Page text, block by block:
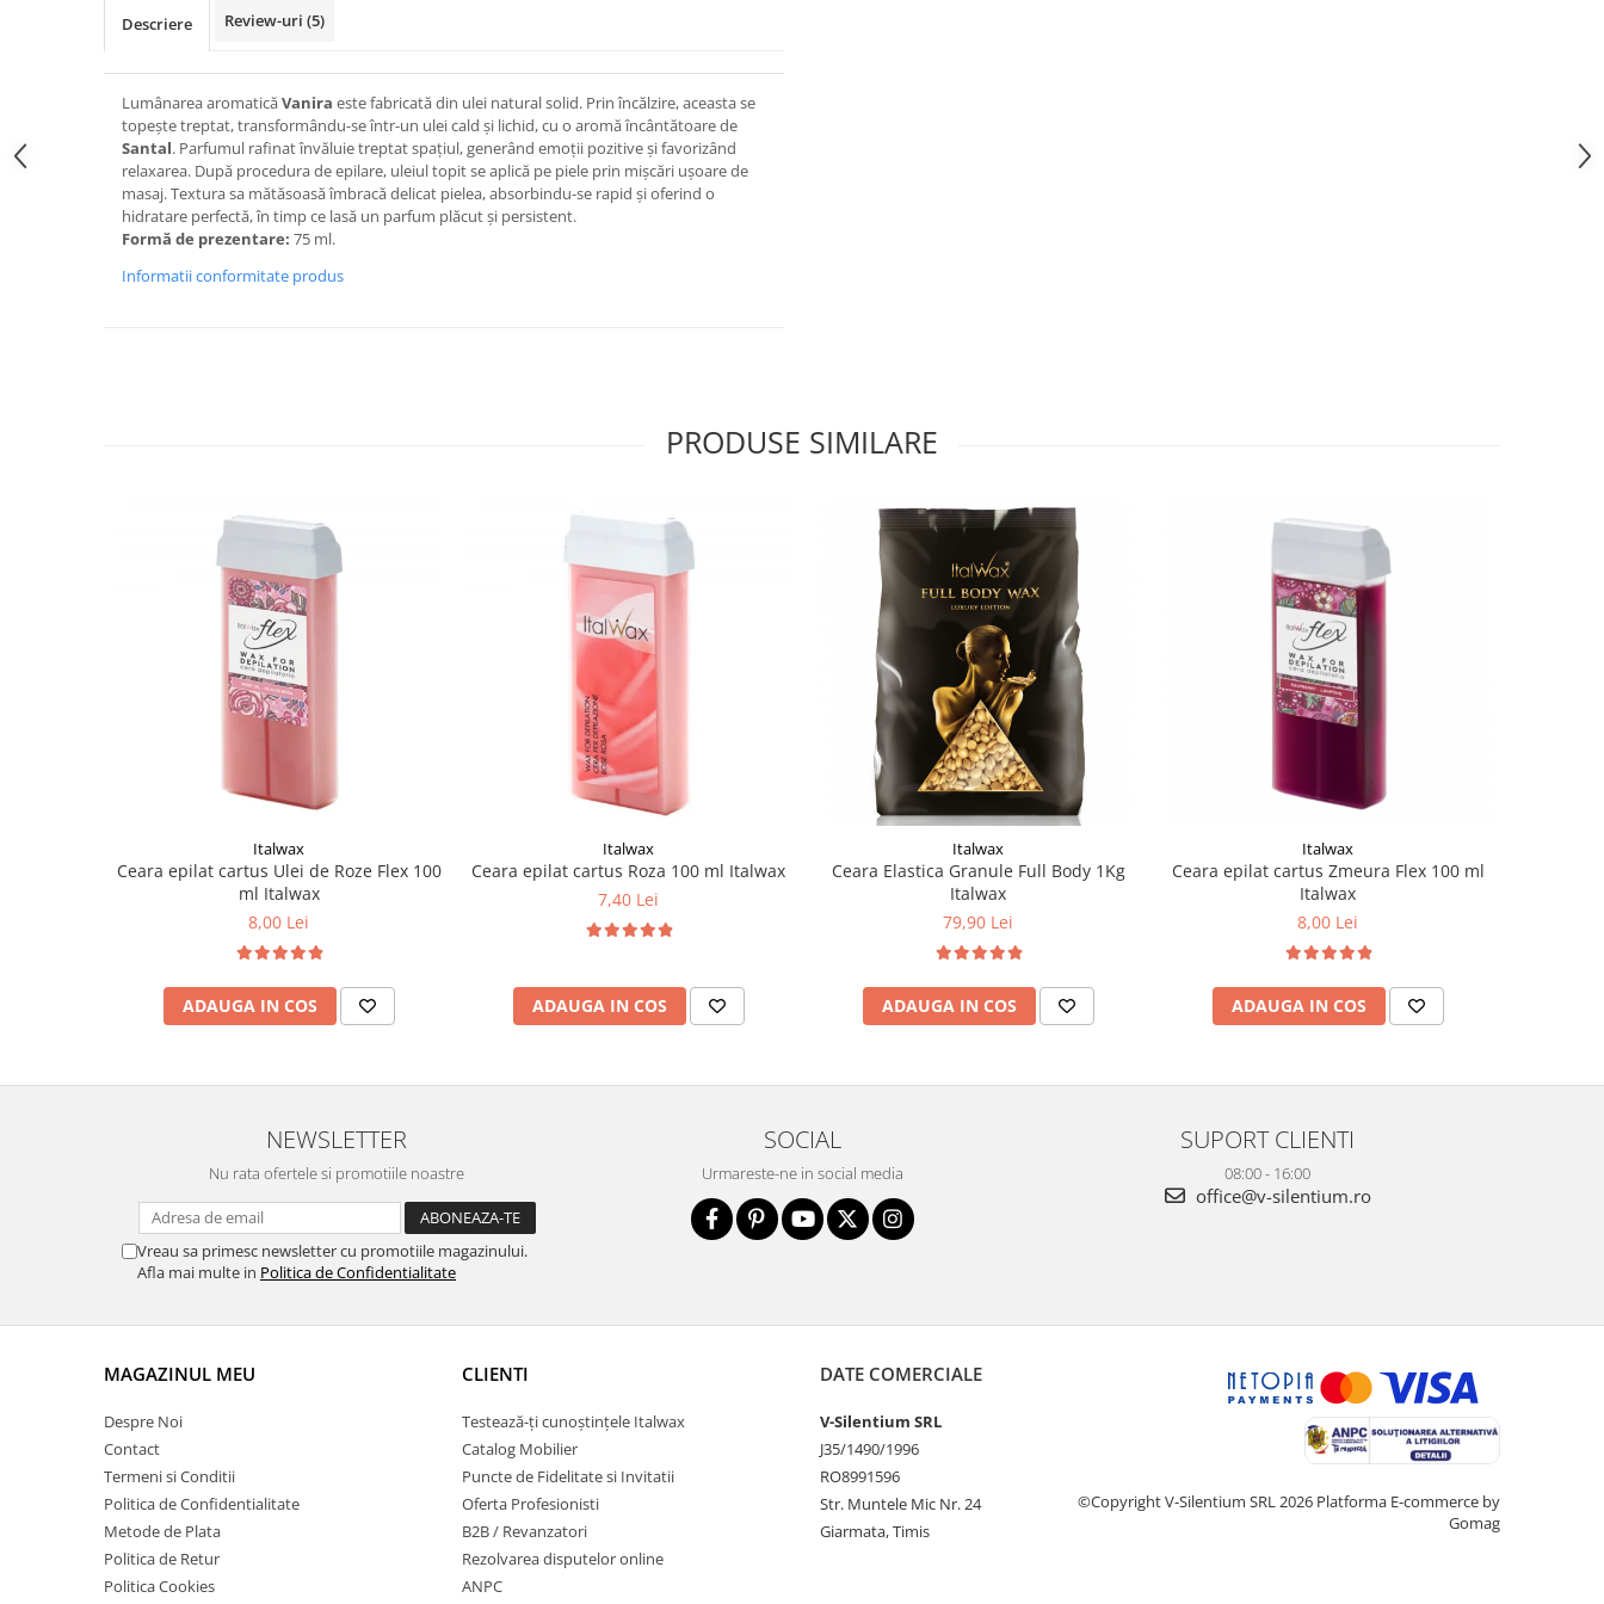
Descriere Review-uri (5)
Lumânarea aromaticăVanira este fabricată din ulei natural solid. Prin încălzire, aceasta se
topește treptat, transformându-se într-un ulei cald și lichid, cu o aromă încântătoare de
Santal. Parfumul rafinat învăluie treptat spațiul, generând emoții pozitive și favorizând
relaxarea. După procedura de epilare, uleiul topit se aplică pe piele prin mișcări ușoare de
masaj. Textura sa mătăsoasă îmbracă delicat pielea, absorbindu-se rapid și oferind o
hidratare perfectă, în timp ce lasă un parfum plăcut și persistent.
Formă de prezentare: 75 ml.
Informatii conformitate produs
PRODUSE SIMILARE
Italwax
Ceara epilat cartus Ulei de Roze Flex 100
ml Italwax
8,00 Lei
ADAUGA IN COS
Italwax
Ceara epilat cartus Roza 100 ml Italwax
7,40 Lei
ADAUGA IN COS
Italwax
Ceara Elastica Granule Full Body 1Kg
Italwax
79,90 Lei
ADAUGA IN COS
Italwax
Ceara epilat cartus Zmeura Flex 100 ml
Italwax
8,00 Lei
ADAUGA IN COS
NEWSLETTER
Nu rata ofertele si promotiile noastre
Vreau sa primesc newsletter cu promotiile magazinului.
Afla mai multe in Politica de Confidentialitate
SOCIAL
Urmareste-ne in social media
SUPORT CLIENTI
08:00 - 16:00
office@v-silentium.ro
MAGAZINUL MEU
Despre Noi
Contact
Termeni si Conditii
Politica de Confidentialitate
Metode de Plata
Politica de Retur
Politica Cookies
CLIENTI
Testează-ți cunoștințele Italwax
Catalog Mobilier
Puncte de Fidelitate si Invitatii
Oferta Profesionisti
B2B / Revanzatori
Rezolvarea disputelor online
ANPC
DATE COMERCIALE
V-Silentium SRL
J35/1490/1996
RO8991596
Str. Muntele Mic Nr. 24
Giarmata, Timis
©Copyright V-Silentium SRL 2026 Platforma E-commerce by
Gomag